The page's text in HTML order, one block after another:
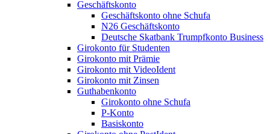
Geschäftskonto
Geschäftskonto ohne Schufa
N26 Geschäftskonto
Deutsche Skatbank Trumpfkonto Business
Girokonto für Studenten
Girokonto mit Prämie
Girokonto mit VideoIdent
Girokonto mit Zinsen
Guthabenkonto
Girokonto ohne Schufa
P-Konto
Basiskonto